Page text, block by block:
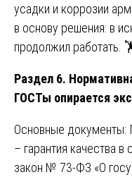
усадки и коррозии
в основу решения: в
продолжил
Раздел 6.
ГОСТы опирается
Основные документы:
– гарантия качества
закон № 73-ФЗ «О